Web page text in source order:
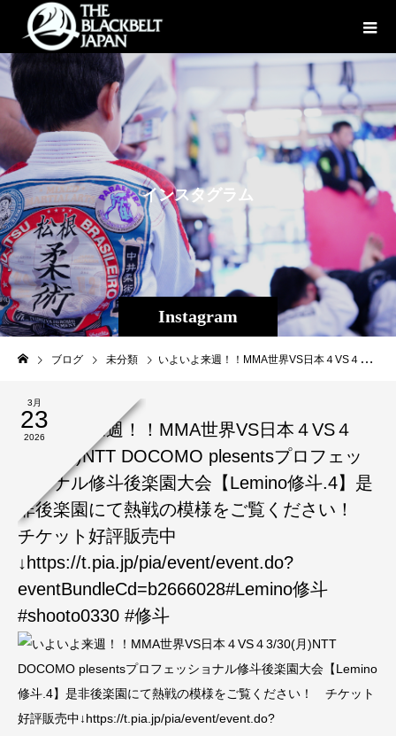
Instagram
インスタグラ ム
ブログ 未分類 いよいよ来週！！MMA世界VS日本４VS４3/30(月)NTT DOCOMO plesentsプロフェッショナル修斗後楽園大会【Lemino修斗.4】是非後楽園にて熱戦の模様をご覧ください！ チケット好評販売中↓https://t.pia.jp/pia/event/event.do?eventBundleCd=b2666028#Lemino修斗 #shooto0330 #修斗
3月
23
2026
いよいよ来週！！MMA世界VS日本４VS４
3/30(月)NTT DOCOMO plesentsプロフェッ
ショナル修斗後楽園大会【Lemino修斗.4】是
非後楽園にて熱戦の模様をご覧ください！
チケット好評販売中
↓https://t.pia.jp/pia/event/event.do?
eventBundleCd=b2666028#Lemino修斗
#shooto0330 #修斗